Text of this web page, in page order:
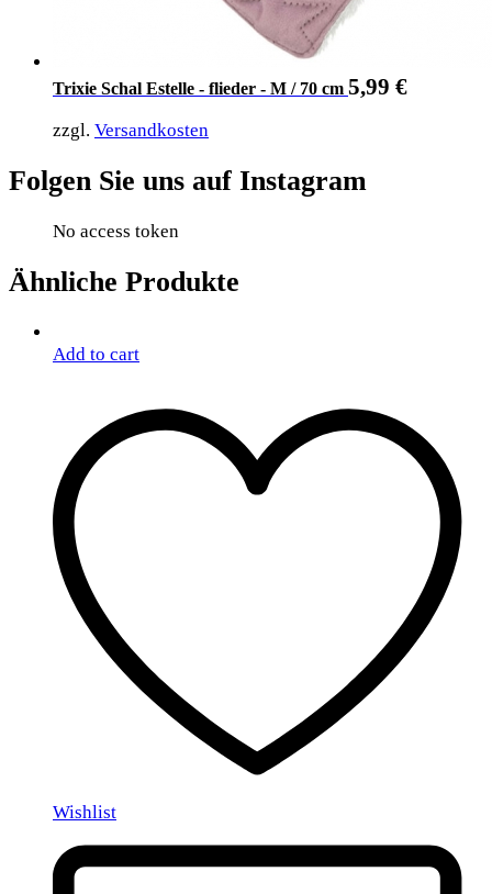
Trixie Schal Estelle - flieder - M / 70 cm 5,99 €
zzgl. Versandkosten
Folgen Sie uns auf Instagram
No access token
Ähnliche Produkte
Add to cart
Wishlist